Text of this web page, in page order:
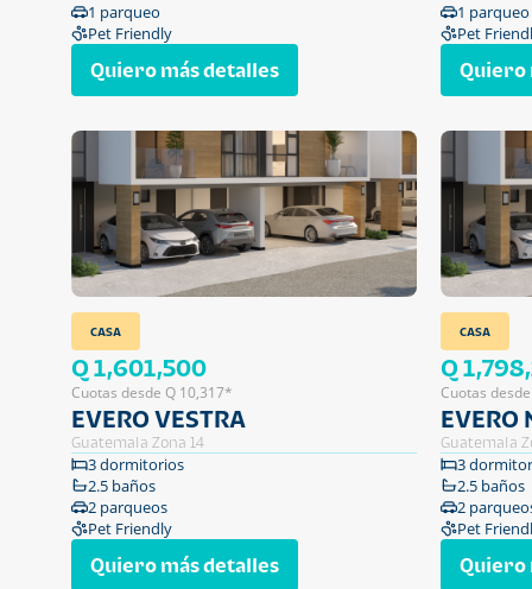
1 parqueo
Pet Friendly
Quiero más detalles
1 parqueo
Pet
Quiero
CASA
Q 1,601,500
Cuotas desde Q 10,317*
EVERO VESTRA
Guatemala Zona 14
3 dormitorios
2.5 baños
2 parqueos
Pet Friendly
Quiero más detalles
CASA
Q
Cuotas
EVERO
Guatemala
3
2.5 baños
2
Pet
Quiero